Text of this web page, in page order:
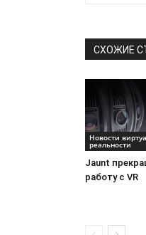
СХОЖИЕ
Новости
реальности
Jaunt
работу с VR